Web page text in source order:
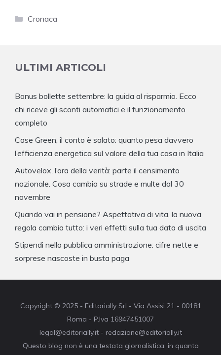
Categorie
Cronaca
ULTIMI ARTICOLI
Bonus bollette settembre: la guida al risparmio. Ecco
chi riceve gli sconti automatici e il funzionamento
completo
Case Green, il conto è salato: quanto pesa davvero
l’efficienza energetica sul valore della tua casa in Italia
Autovelox, l’ora della verità: parte il censimento
nazionale. Cosa cambia su strade e multe dal 30
novembre
Quando vai in pensione? Aspettativa di vita, la nuova
regola cambia tutto: i veri effetti sulla tua data di uscita
Stipendi nella pubblica amministrazione: cifre nette e
sorprese nascoste in busta paga
Copyright © 2025 - Editorially Srl - Via Assisi 21 - 00181
Roma - P.Iva 16947451007
legal@editorially.it - redazione@editorially.it
Questo blog non è una testata giornalistica, in quanto